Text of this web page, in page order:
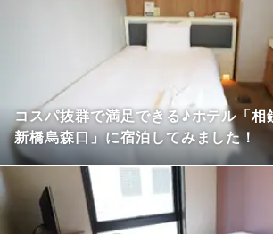
コスパ抜群で満足できる♪ホテル「相
新橋烏森口」に宿泊してみました！